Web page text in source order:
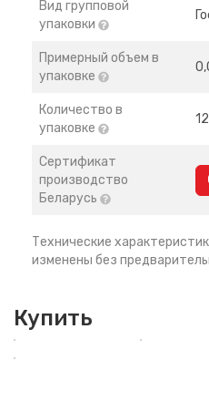
Вид групповой
упаковки
Примерный объем в
упаковке
Количество в
упаковке
Сертификат
производство
Беларусь
Технические
изменены без
Купить